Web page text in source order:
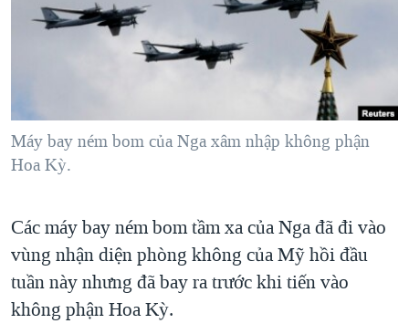
"Tìm"NGƯỜI VIỆT HẢI NGOẠI
KHOA HỌC
SỨC KHOẺ
GIÁO DỤC
TẠI
HÀNH TRÌNH BẦU CỬ 2024
MỘT NĂM CHIẾN TRANH TẠI DẢI GAZA
NGÀY TỊ NẠN THẾ GIỚI
TRỊNH VĨNH BÌNH - NGƯỜI HẠ 'BÊN THẮNG CUỘC'
CHI PHÍ CHIẾN TRANH AFGHANISTAN
CÁC GIÁ TRỊ CỘNG HÒA Ở VIỆT NAM
THƯỢNG ĐỈNH TRUMP-KIM TẠI VIỆT NAM
VIDEO
Máy bay ném bom của Nga xâm nhập không phận
Hoa Kỳ.
Các máy bay ném bom tầm xa của Nga đã đi vào
vùng nhận diện phòng không của Mỹ hồi đầu
tuần này nhưng đã bay ra trước khi tiến vào
không phận Hoa Kỳ.